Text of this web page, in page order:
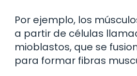
Por ejemplo, los
a partir de células
mioblastos, que se
para formar fibras